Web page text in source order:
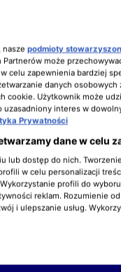
też są
do drugiej
sezonu
minute" są już
są pary,
i
uroczystości
nasze podmioty
Partnerów może
celu zapewnienia bardziej
danych osobowych
cookie. Użytkownik może
interes w
Prywatności
dane w celu
lub dostęp do nich.
w celu personalizacji
profili do
reklam. Rozumienie
i ulepszanie usług.